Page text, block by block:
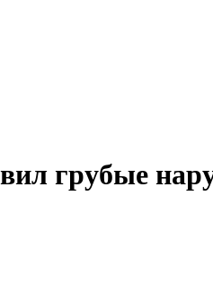
грубые